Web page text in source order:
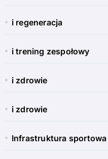
i regeneracja
i trening zespołowy
i zdrowie
i zdrowie
Infrastruktura sportowa